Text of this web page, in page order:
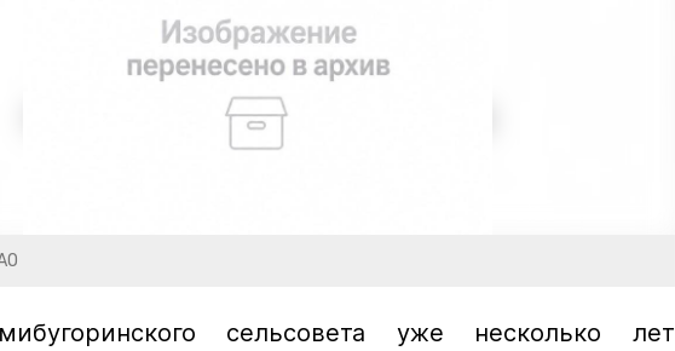
сельсовета уже несколько лет